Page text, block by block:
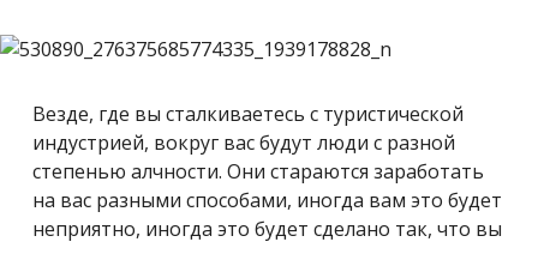
Везде, где вы сталкиваетесь с туристической
индустрией, вокруг вас будут люди с разной
степенью алчности. Они стараются заработать
на вас разными способами, иногда вам это будет
неприятно, иногда это будет сделано так, что вы